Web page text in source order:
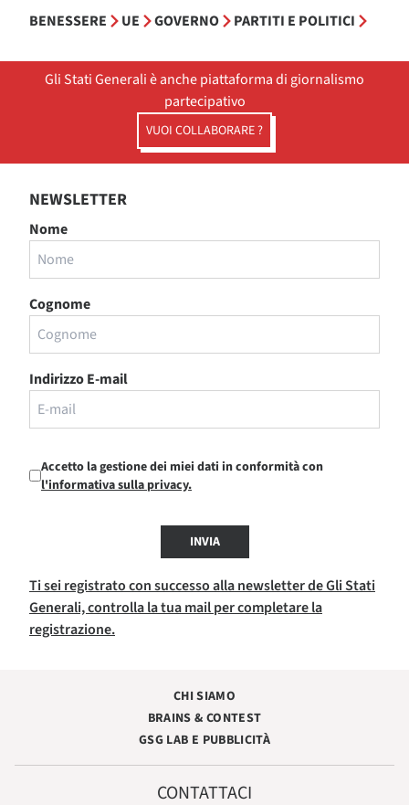
BENESSERE UE GOVERNO PARTITI E POLITICI
Gli Stati Generali è anche piattaforma di giornalismo
partecipativo
VUOI COLLABORARE ?
NEWSLETTER
Nome
Cognome
Indirizzo E-mail
Accetto la gestione dei miei dati in conformità con
l'informativa sulla privacy.
INVIA
Ti sei registrato con successo alla newsletter de Gli Stati
Generali, controlla la tua mail per completare la
registrazione.
CHI SIAMO
BRAINS & CONTEST
GSG LAB E PUBBLICITÀ
CONTATTACI